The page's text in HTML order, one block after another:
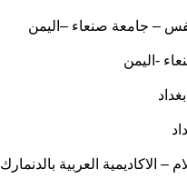
– جامعة صنعاء –اليمن
-اليمن
الاكاديمية العربية بالدنمارك